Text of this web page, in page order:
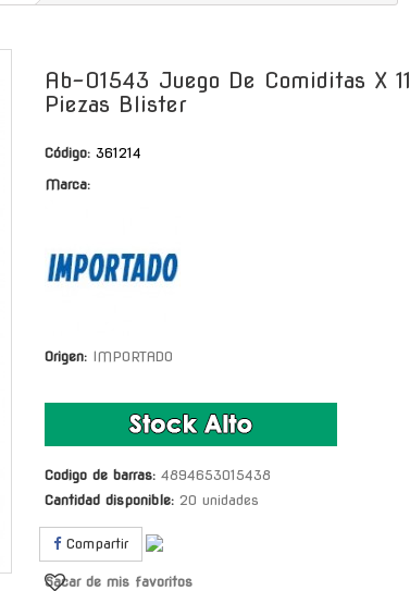
Ab-01543 Juego De Comiditas X 11
Piezas Blister
Código: 361214
Marca:
Origen: IMPORTADO
Codigo de barras: 4894653015438
Cantidad disponible: 20 unidades
Compartir
Sacar de mis favoritos